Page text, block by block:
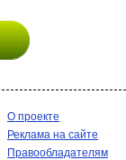
О проекте
Реклама на сайте
Правообладателям